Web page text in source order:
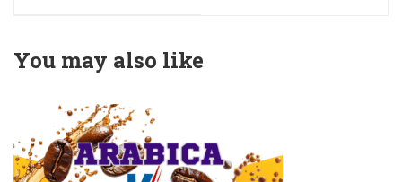
You may also like